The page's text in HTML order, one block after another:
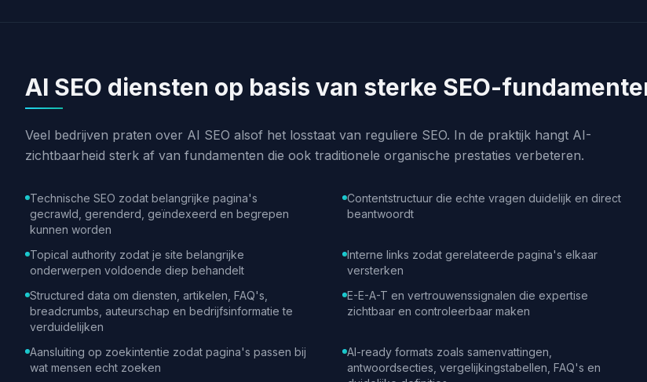
AI SEO diensten op basis van sterke SEO-
Veel bedrijven praten over AI SEO alsof het losstaat van reguliere SEO. In de praktijk hangt AI-
zichtbaarheid sterk af van fundamenten die ook traditionele organische prestaties verbeteren.
Technische SEO zodat belangrijke pagina's
gecrawld, gerenderd, geïndexeerd en begrepen
kunnen worden
Contentstructuur die echte vragen duidelijk en direct
beantwoordt
Topical authority zodat je site belangrijke
onderwerpen voldoende diep behandelt
Interne links zodat gerelateerde pagina's elkaar
versterken
Structured data om diensten, artikelen, FAQ's,
breadcrumbs, auteurschap en bedrijfsinformatie te
verduidelijken
E-E-A-T en vertrouwenssignalen die expertise
zichtbaar en controleerbaar maken
Aansluiting op zoekintentie zodat pagina's passen bij
wat mensen echt zoeken
AI-ready formats zoals samenvattingen,
antwoordsecties, vergelijkingstabellen, FAQ's en